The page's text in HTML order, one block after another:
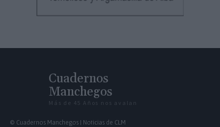
Cuadernos
Manchegos
Más de 45 Años nos avalan
© Cuadernos Manchegos | Noticias de CLM